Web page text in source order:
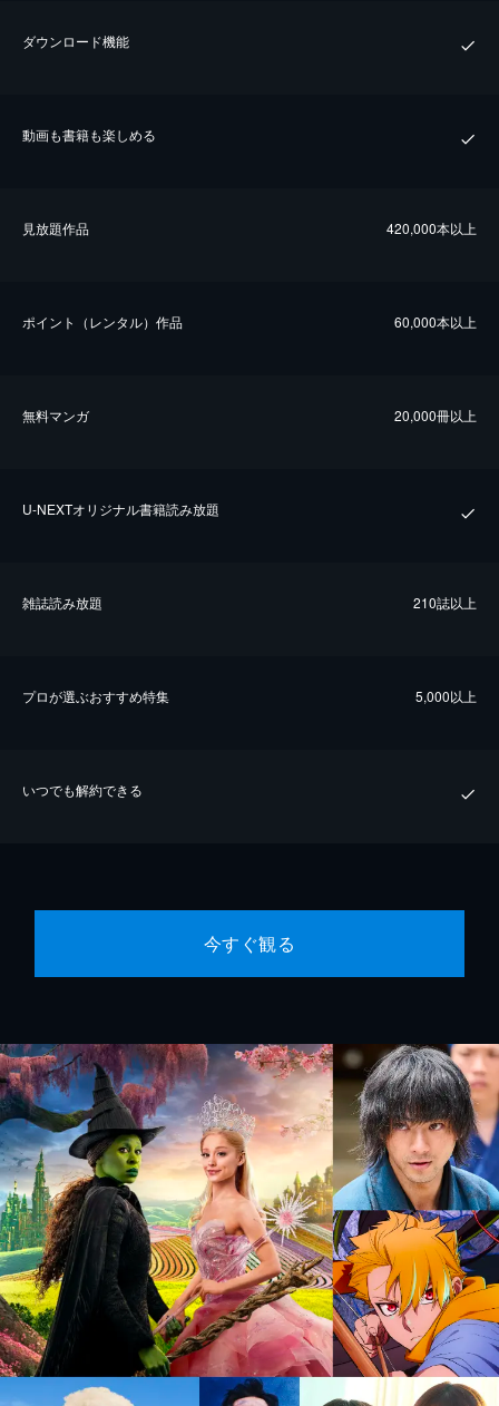
ダウンロード機能
動画も書籍も楽しめる
⾒放題作品 420,000本以上
ポイント（レンタル）作品 60,000本以上
無料マンガ 20,000冊以上
U-NEXTオリジナル書籍読み放題
雑誌読み放題 210誌以上
プロが選ぶおすすめ特集 5,000以上
いつでも解約できる
今すぐ観る